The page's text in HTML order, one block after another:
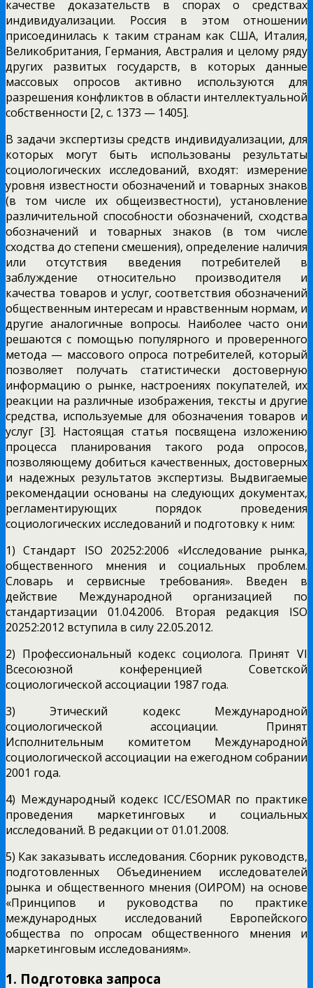
качестве доказательств в спорах о средствах
индивидуализации. Россия в этом отношении
присоединилась к таким странам как США, Италия,
Великобритания, Германия, Австралия и целому ряду
других развитых государств, в которых данные
массовых опросов активно используются для
разрешения конфликтов в области интеллектуальной
собственности [2, с. 1373 — 1405].
В задачи экспертизы средств индивидуализации, для
которых могут быть использованы результаты
социологических исследований, входят: измерение
уровня известности обозначений и товарных знаков
(в том числе их общеизвестности), установление
различительной способности обозначений, сходства
обозначений и товарных знаков (в том числе
сходства до степени смешения), определение наличия
или отсутствия введения потребителей в
заблуждение относительно производителя и
качества товаров и услуг, соответствия обозначений
общественным интересам и нравственным нормам, и
другие аналогичные вопросы. Наиболее часто они
решаются с помощью популярного и проверенного
метода — массового опроса потребителей, который
позволяет получать статистически достоверную
информацию о рынке, настроениях покупателей, их
реакции на различные изображения, тексты и другие
средства, используемые для обозначения товаров и
услуг [3]. Настоящая статья посвящена изложению
процесса планирования такого рода опросов,
позволяющему добиться качественных, достоверных
и надежных результатов экспертизы. Выдвигаемые
рекомендации основаны на следующих документах,
регламентирующих порядок проведения
социологических исследований и подготовку к ним:
1) Стандарт ISO 20252:2006 «Исследование рынка,
общественного мнения и социальных проблем.
Словарь и сервисные требования». Введен в
действие Международной организацией по
стандартизации 01.04.2006. Вторая редакция ISO
20252:2012 вступила в силу 22.05.2012.
2) Профессиональный кодекс социолога. Принят VI
Всесоюзной конференцией Советской
социологической ассоциации 1987 года.
3) Этический кодекс Международной
социологической ассоциации. Принят
Исполнительным комитетом Международной
социологической ассоциации на ежегодном собрании
2001 года.
4) Международный кодекс ICC/ESOMAR по практике
проведения маркетинговых и социальных
исследований. В редакции от 01.01.2008.
5) Как заказывать исследования. Сборник руководств,
подготовленных Объединением исследователей
рынка и общественного мнения (ОИРОМ) на основе
«Принципов и руководства по практике
международных исследований Европейского
общества по опросам общественного мнения и
маркетинговым исследованиям».
1. Подготовка запроса